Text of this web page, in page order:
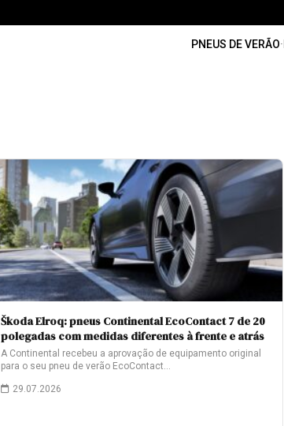
PNEUS DE VERÃO·
Škoda Elroq: pneus Continental EcoContact 7 de 20
polegadas com medidas diferentes à frente e atrás
A Continental recebeu a aprovação de equipamento original
para o seu pneu de verão EcoContact…
29.07.2026